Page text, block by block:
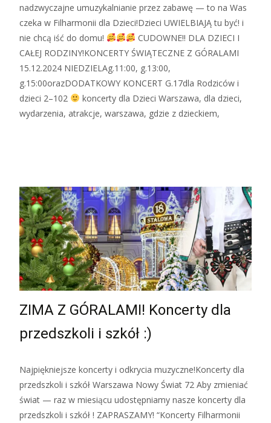
nadzwyczajne umuzykalnianie przez zabawę — to na Was
czeka w Filharmonii dla Dzieci!Dzieci UWIELBIAJĄ tu być! i
nie chcą iść do domu!
CUDOWNE!! DLA DZIECI I
CAŁEJ RODZINY!KONCERTY ŚWIĄTECZNE Z GÓRALAMI
15.12.2024 NIEDZIELAg.11:00, g.13:00,
g.15:00orazDODATKOWY KONCERT G.17dla Rodziców i
dzieci 2–102
koncerty dla Dzieci Warszawa, dla dzieci,
wydarzenia, atrakcje, warszawa, gdzie z dzieckiem,
ZIMA Z GÓRALAMI! Koncerty dla
przedszkoli i szkół :)
Najpiękniejsze koncerty i odkrycia muzyczne!Koncerty dla
przedszkoli i szkół Warszawa Nowy Świat 72 Aby zmieniać
świat — raz w miesiącu udostępniamy nasze koncerty dla
przedszkoli i szkół ! ZAPRASZAMY! “Koncerty Filharmonii